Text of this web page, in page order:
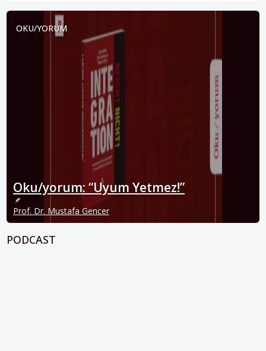
OKU/YORUM
Oku/yorum: “Uyum Yetmez!”
Prof. Dr. Mustafa Gencer
PODCAST